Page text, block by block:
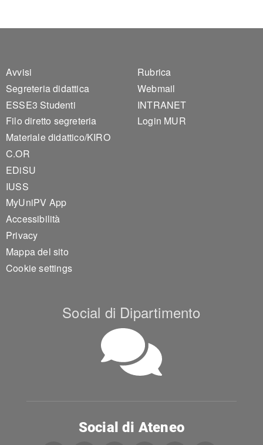
Footer 1
Avvisi
Segreteria didattica
ESSE3 Studenti
Filo diretto segreteria
Materiale didattico/KIRO
C.OR
EDiSU
IUSS
MyUniPV App
Accessibilità
Privacy
Mappa del sito
Cookie settings
Footer 2
Rubrica
Webmail
INTRANET
Login MUR
Social di Dipartimento
Social di Ateneo